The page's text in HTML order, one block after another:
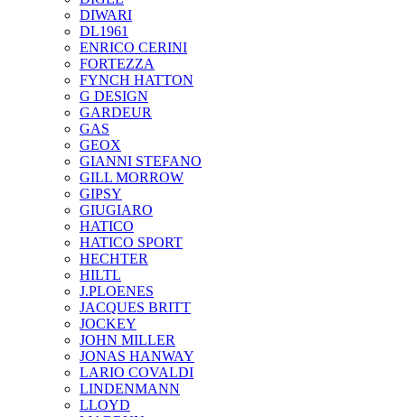
DIWARI
DL1961
ENRICO CERINI
FORTEZZA
FYNCH HATTON
G DESIGN
GARDEUR
GAS
GEOX
GIANNI STEFANO
GILL MORROW
GIPSY
GIUGIARO
HATICO
HATICO SPORT
HECHTER
HILTL
J.PLOENES
JAСQUES BRITT
JOCKEY
JOHN MILLER
JONAS HANWAY
LARIO COVALDI
LINDENMANN
LLOYD